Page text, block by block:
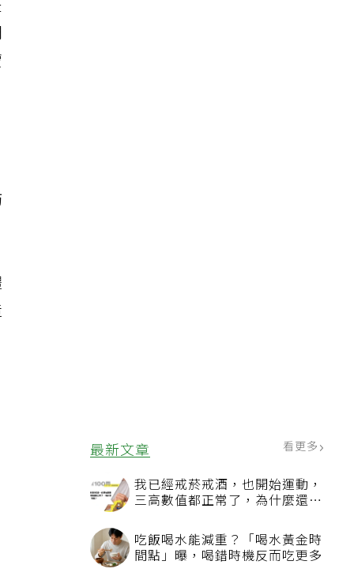
最新文章 看更多
我已經戒菸戒酒，也開始運動，
三高數值都正常了，為什麼還不
吃飯喝水能減重？「喝水黃金時
間點」曝，喝錯時機反而吃更多